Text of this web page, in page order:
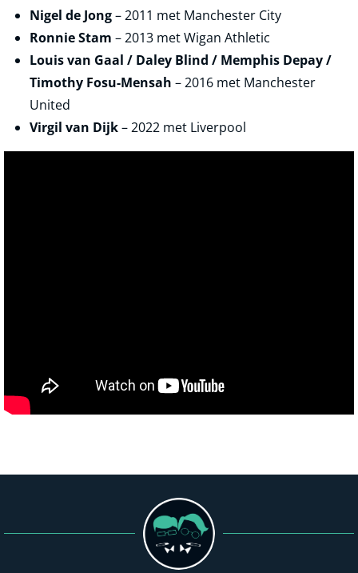
Nigel de Jong– 2011 met Manchester City
Ronnie Stam – 2013 met Wigan Athletic
Louis van Gaal / Daley Blind / Memphis Depay /
Timothy Fosu-Mensah – 2016 met Manchester
United
Virgil van Dijk– 2022 met Liverpool